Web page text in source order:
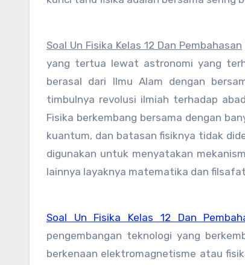
Soal Un Fisika Kelas 12 Dan Pembahasan
yang tertua lewat astronomi yang
berasal dari Ilmu Alam dengan
timbulnya revolusi ilmiah terhadap
Fisika berkembang bersama dengan
kuantum, dan batasan fisiknya tidak
digunakan untuk menyatakan
lainnya layaknya matematika dan
Soal Un Fisika Kelas 12 Dan
pengembangan teknologi yang
berkenaan elektromagnetisme atau